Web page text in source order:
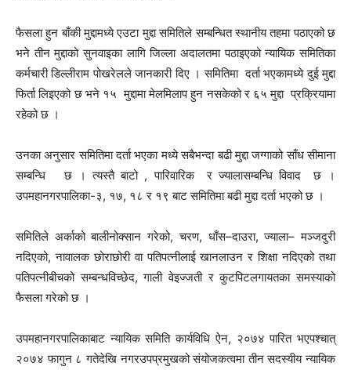
फैसला हुन बाँकी मुद्दामध्ये एउटा मुद्दा समितिले सम्बन्धित स्थानीय तहमा पठाएको छ
भने तीन मुद्दाको सुनवाइका लागि जिल्ला अदालतमा पठाइएको न्यायिक समितिका
कर्मचारी डिल्लीराम पोखरेलले जानकारी दिए । समितिमा दर्ता भएकामध्ये दुई मुद्दा
फिर्ता लिइएको छ भने १५ मुद्दामा मेलमिलाप हुन नसकेको र ६५ मुद्दा प्रक्रियामा
रहेको छ ।
उनका अनुसार समितिमा दर्ता भएका मध्ये सबैभन्दा बढी मुद्दा जग्गाको साँध सीमाना
सम्बन्धि छ । त्यस्तै बाटो , पारिवारिक र ज्यालासम्बन्धि विवाद छ ।
उपमहानगरपालिका-३, १७, १८ र १९ बाट समितिमा बढी मुद्दा दर्ता भएको छ ।
समितिले अर्काको बालीनोक्सान गरेको, चरण, धाँस–दाउरा, ज्याला– मञ्जदुरी
नदिएको, नावालक छोराछोरी वा पतिपत्नीलाई खानलाउन र शिक्षा नदिएको तथा
पतिपत्नीबीचको सम्बन्धविच्छेद, गाली वेइज्जती र कुटपिटलगायतका समस्याको
फैसला गरेको छ ।
उपमहानगरपालिकाबाट न्यायिक समिति कार्यविधि ऐन, २०७४ पारित भएपश्चात्
२०७४ फागुन ८ गतेदेखि नगरउपप्रमुखको संयोजकत्वमा तीन सदस्यीय न्यायिक